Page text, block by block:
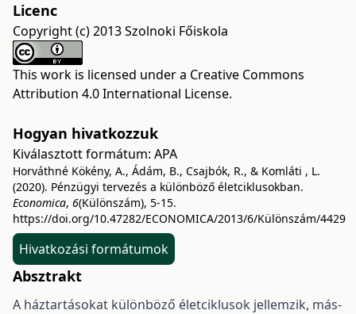
Licenc
Copyright (c) 2013 Szolnoki Főiskola
This work is licensed under a Creative Commons
Attribution 4.0 International License.
Hogyan hivatkozzuk
Kiválasztott formátum: APA
Horváthné Kökény, A., Ádám, B., Csajbók, R., & Komláti , L.
(2020). Pénzügyi tervezés a különböző életciklusokban.
Economica, 6(Különszám), 5-15.
https://doi.org/10.47282/ECONOMICA/2013/6/Különszám/4429
Hivatkozási formátumok
Absztrakt
A háztartásokat különböző életciklusok jellemzik, más-